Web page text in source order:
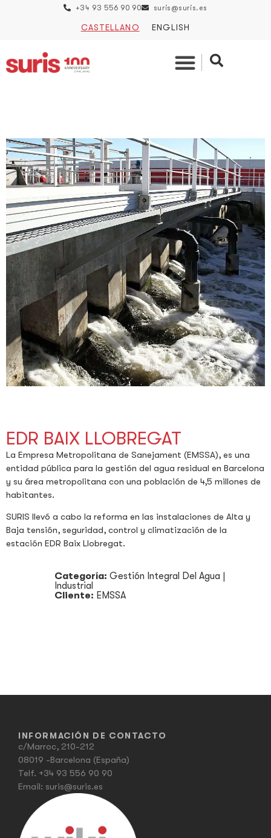
+34 93 556 90 90 suris@suris.es
CASTELLANO ENGLISH
EDR BAIX LLOBREGAT
La Empresa Metropolitana de Sanejament (EMSSA), es una
entidad pública para la gestión del agua residual en Barcelona
y su área metropolitana con una población de 4,5 millones de
habitantes.
SURIS llevó a cabo la reforma en las instalaciones de Alta y
Baja tensión, seguridad, control y climatización de la
estación EDR Baix Llobregat.
Categoría: Gestión Integral Del Agua |
Industrial
Cliente: EMSSA
INFORMACIÓN DE CONTACTO
c/Marroc, 210-212
08019 -Barcelona (España)
Telf. +34 93 556 90 90
Email: suris@suris.es